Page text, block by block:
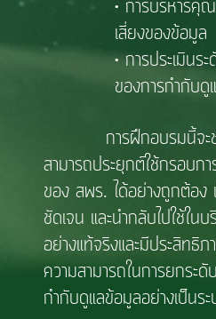
• การบริหารคุ
เสี่ยงของข้อมูล
• การประเมินร
ของการกำกับดู
การฝึกอบรมนี้จะช่
สามารถประยุกต์ใช้กรอบก
ของ สพร. ได้อย่างถูกต้อง
ชัดเจน และนำกลับไปใช้ใน
อย่างแท้จริงและมีประสิทธิ
ความสามารถในการยกระดั
กำกับดูแลข้อมูลอย่างเป็นร